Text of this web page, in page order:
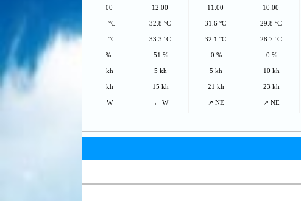
10:00
29.8 °C
28.7 °C
0 %
10 kh
23 kh
↗ NE
11:00
31.6 °C
32.1 °C
0 %
5 kh
21 kh
↗ NE
12:00
32.8 °C
33.3 °C
51 %
5 kh
15 kh
← W
13:00
32.9 °C
29.1 °C
0 %
23 kh
47 kh
← W
32.6 °C
28.3 °C
9 %